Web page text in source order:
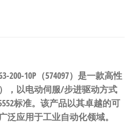
63-200-10P（574097）是一款高性
，以电动伺服/步进驱动方式
标准。该产品以其卓越的可
泛应用于工业自动化领域。